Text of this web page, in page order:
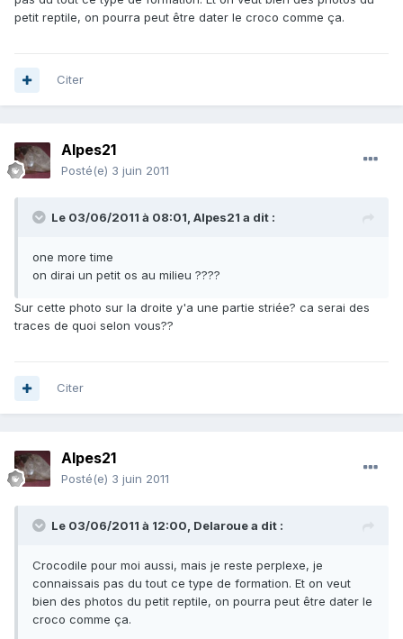
petit reptile, on pourra peut être dater le croco comme ça.
Citer
Alpes21
Posté(e) 3 juin 2011
Le 03/06/2011 à 08:01, Alpes21 a dit :
one more time
on dirai un petit os au milieu ????
Sur cette photo sur la droite y'a une partie striée? ca serai des
traces de quoi selon vous??
Citer
Alpes21
Posté(e) 3 juin 2011
Le 03/06/2011 à 12:00, Delaroue a dit :
Crocodile pour moi aussi, mais je reste perplexe, je
connaissais pas du tout ce type de formation. Et on veut
bien des photos du petit reptile, on pourra peut être dater le
croco comme ça.